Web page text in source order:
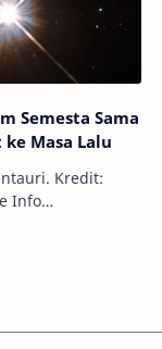
Semesta Sama
Masa Lalu
Kredit:
yang ajaib,